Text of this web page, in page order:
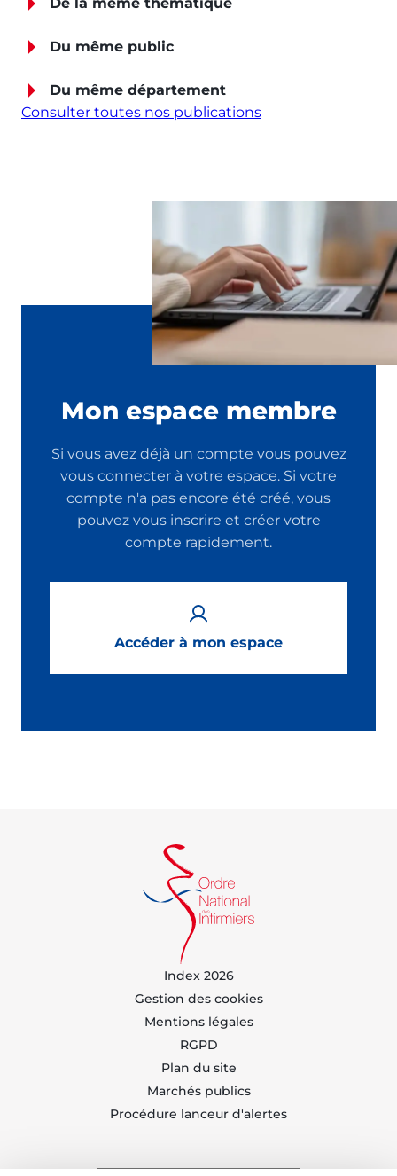
Du même public
Du même département
Consulter toutes nos publications
Mon espace membre
Si vous avez déjà un compte vous pouvez
vous connecter à votre espace. Si votre
compte n'a pas encore été créé, vous
pouvez vous inscrire et créer votre
compte rapidement.
Accéder à mon espace
Index 2026
Gestion des cookies
Mentions légales
RGPD
Plan du site
Marchés publics
Procédure lanceur d'alertes